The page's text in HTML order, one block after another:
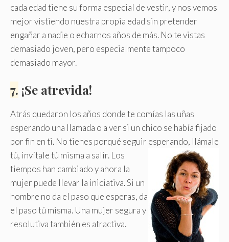
cada edad tiene su forma especial de vestir, y nos vemos
mejor vistiendo nuestra propia edad sin pretender
engañar a nadie o echarnos años de más. No te vistas
demasiado joven, pero especialmente tampoco
demasiado mayor.
7. ¡Se atrevida!
Atrás quedaron los años donde te comías las uñas
esperando una llamada o a ver si un chico se había fijado
por fin en ti. No tienes porqué seguir esperando, llámale
tú, invítale tú misma a salir. Los
tiempos han cambiado y ahora la
mujer puede llevar la iniciativa. Si un
hombre no da el paso que esperas, da
el paso tú misma. Una mujer segura y
resolutiva también es atractiva.